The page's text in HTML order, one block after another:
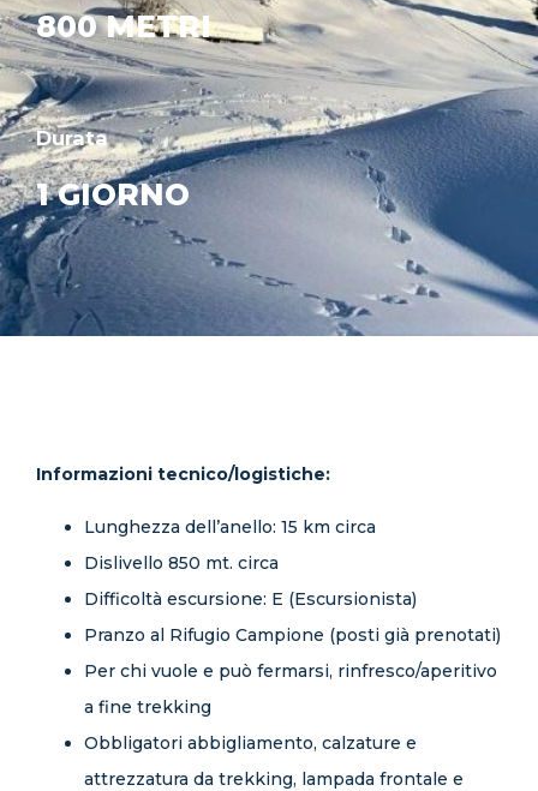
800 METRI
Durata
1 GIORNO
Informazioni tecnico/logistiche:
Lunghezza dell’anello: 15 km circa
Dislivello 850 mt. circa
Difficoltà escursione: E (Escursionista)
Pranzo al Rifugio Campione (posti già prenotati)
Per chi vuole e può fermarsi, rinfresco/aperitivo
a fine trekking
Obbligatori abbigliamento, calzature e
attrezzatura da trekking, lampada frontale e